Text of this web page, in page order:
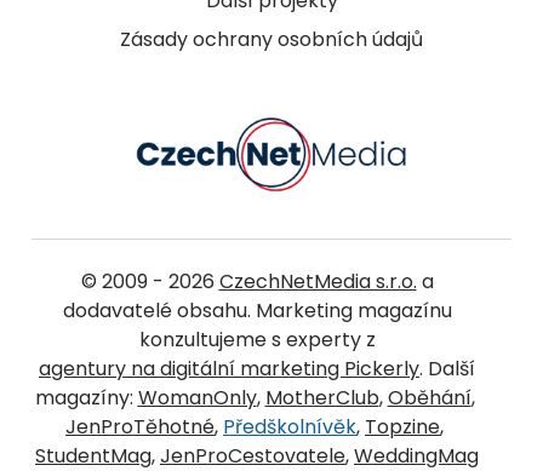
Zásady ochrany osobních údajů
© 2009 - 2026 CzechNetMedia s.r.o. a
dodavatelé obsahu. Marketing magazínu
konzultujeme s experty z
agentury na digitální marketing Pickerly. Další
magazíny: WomanOnly, MotherClub,Oběhání,
JenProTěhotné, Předškolnívěk, Topzine,
StudentMag,JenProCestovatele,WeddingMag